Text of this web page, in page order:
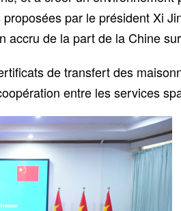
par le président Xi
de la part de la Chine
de transfert des
entre les services